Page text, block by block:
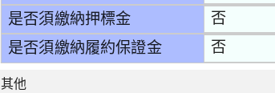
是否須繳納押標金 否
是否須繳納履約保證金 否
其他